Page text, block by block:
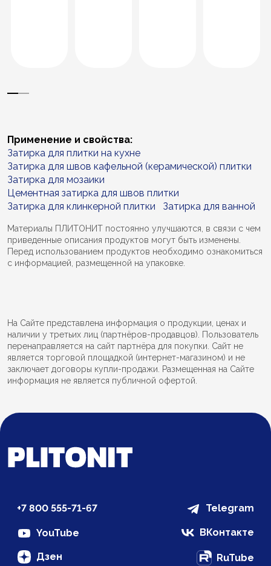
Применение и свойства:
Затирка для плитки на кухне
Затирка для швов кафельной (керамической) плитки
Затирка для мозаики
Цементная затирка для швов плитки
Затирка для клинкерной плитки
Затирка для ванной
Материалы ПЛИТОНИТ постоянно улучшаются, в связи с чем
приведенные описания продуктов могут быть изменены.
Перед использованием продуктов необходимо ознакомиться
с информацией, размещенной на упаковке.
На Сайте представлена информация о продукции, ценах и
наличии у третьих лиц (партнёров-продавцов). Пользователь
перенаправляется на сайт партнёра для покупки. Сайт не
является торговой площадкой (интернет-магазином) и не
заключает договоры купли-продажи. Размещенная на Сайте
информация не является публичной офертой.
+7 800 555-71-67 Telegram
YouTube ВКонтакте
Дзен RuTube